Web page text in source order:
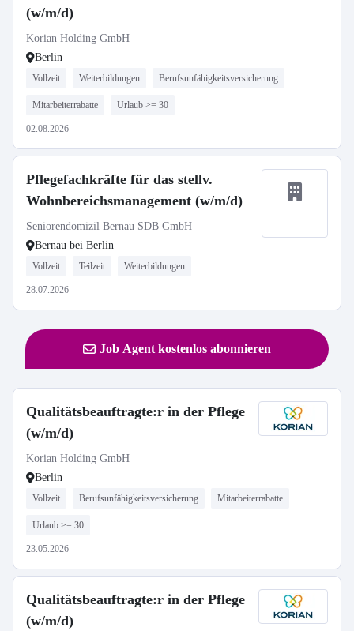
(w/m/d)
Korian Holding GmbH
Berlin
Vollzeit Weiterbildungen Berufsunfähigkeitsversicherung
Mitarbeiterrabatte Urlaub >= 30
02.08.2026
Pflegefachkräfte für das stellv.
Wohnbereichsmanagement (w/m/d)
Seniorendomizil Bernau SDB GmbH
Bernau bei Berlin
Vollzeit Teilzeit Weiterbildungen
28.07.2026
Job Agent kostenlos abonnieren
Qualitätsbeauftragte:r in der Pflege
(w/m/d)
Korian Holding GmbH
Berlin
Vollzeit Berufsunfähigkeitsversicherung Mitarbeiterrabatte
Urlaub >= 30
23.05.2026
Qualitätsbeauftragte:r in der Pflege
(w/m/d)